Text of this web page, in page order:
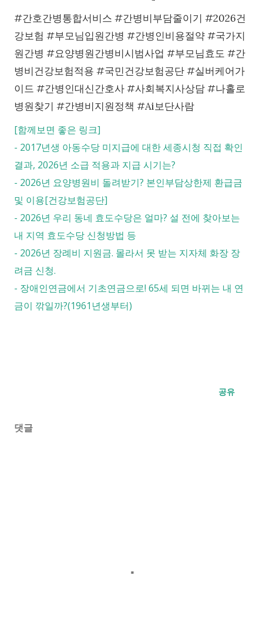
#간호간병통합서비스 #간병비부담줄이기 #2026건
강보험 #부모님입원간병 #간병인비용절약 #국가지
원간병 #요양병원간병비시범사업 #부모님효도 #간
병비건강보험적용 #국민건강보험공단 #실버케어가
이드 #간병인대신간호사 #사회복지사상담 #나홀로
병원찾기 #간병비지원정책 #Ai보단사람
[함께보면 좋은 링크]
- 2017년생 아동수당 미지급에 대한 세종시청 직접 확인
결과, 2026년 소급 적용과 지급 시기는?
- 2026년 요양병원비 돌려받기? 본인부담상한제 환급금
및 이용[건강보험공단]
- 2026년 우리 동네 효도수당은 얼마? 설 전에 찾아보는
내 지역 효도수당 신청방법 등
- 2026년 장례비 지원금. 몰라서 못 받는 지자체 화장 장
려금 신청.
- 장애인연금에서 기초연금으로! 65세 되면 바뀌는 내 연
금이 깎일까?(1961년생부터)
공유
댓글